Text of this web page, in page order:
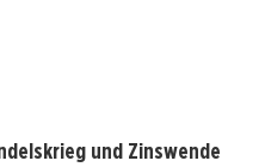
und Zinswende